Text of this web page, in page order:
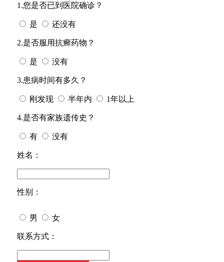
1.您是否已到医院确诊？
是 还没有
2.是否服用抗癣药物？
是 没有
3.患病时间有多久？
刚发现 半年内 1年以上
4.是否有家族遗传史？
有 没有
姓名：
性别：
男 女
今天日期：
联系方式：